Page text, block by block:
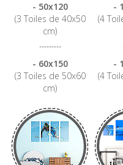
- 50x120
(3 Toiles de 40x50
cm)
---------
- 60x150
(3 Toiles de 50x60
cm)
-
(4
-
(4